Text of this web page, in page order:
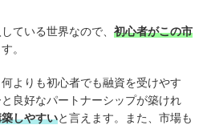
ている世界なので、 初心者がこの市
。
よりも初心者でも融資を受けやす
良好なパートナーシップが築けれ
しやすいと言えます。また、市場も